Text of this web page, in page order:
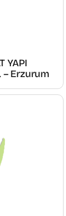
YAPI
– Erzurum